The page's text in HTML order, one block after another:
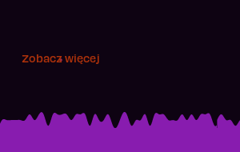
Zobacz więcej